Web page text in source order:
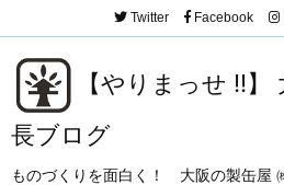
【やりまっせ !!
長ブログ
ものづくりを面白く！ 大阪の製缶屋
Twitter Facebook